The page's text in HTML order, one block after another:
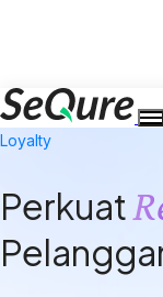
Loyalty
Perkuat